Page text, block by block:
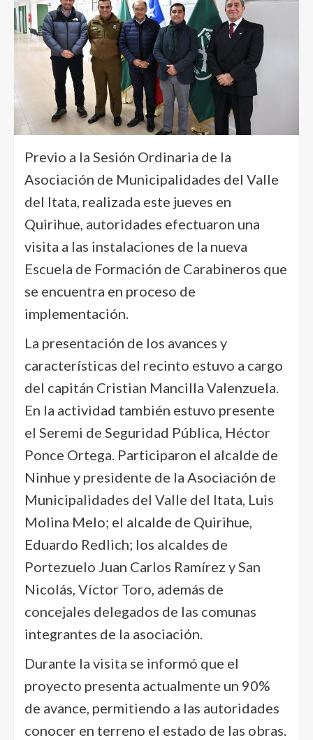
Previo a la Sesión Ordinaria de la
Asociación de Municipalidades del Valle
del Itata, realizada este jueves en
Quirihue, autoridades efectuaron una
visita a las instalaciones de la nueva
Escuela de Formación de Carabineros que
se encuentra en proceso de
implementación.
La presentación de los avances y
características del recinto estuvo a cargo
del capitán Cristian Mancilla Valenzuela.
En la actividad también estuvo presente
el Seremi de Seguridad Pública, Héctor
Ponce Ortega. Participaron el alcalde de
Ninhue y presidente de la Asociación de
Municipalidades del Valle del Itata, Luis
Molina Melo; el alcalde de Quirihue,
Eduardo Redlich; los alcaldes de
Portezuelo Juan Carlos Ramírez y San
Nicolás, Víctor Toro, además de
concejales delegados de las comunas
integrantes de la asociación.
Durante la visita se informó que el
proyecto presenta actualmente un 90%
de avance, permitiendo a las autoridades
conocer en terreno el estado de las obras.